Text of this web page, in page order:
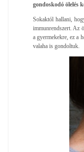
gondoskodó ölelés
Sokaktól hallani,
immunrendszert. Az
a gyermekekre, ez a
valaha is gondoltuk.